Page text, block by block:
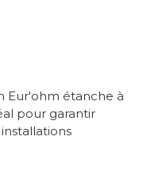
Eur'ohm étanche à
pour garantir